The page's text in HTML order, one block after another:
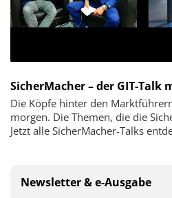
SicherMacher – der GIT-
Die Köpfe hinter den
morgen. Die Themen, die die
Jetzt alle SicherMacher-Talks
Newsletter & e-Ausgabe